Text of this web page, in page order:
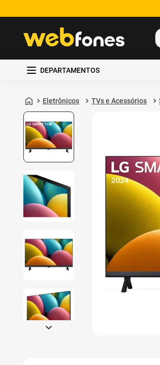
DEPARTAMENTOS
Eletrônicos TVs e Acessórios